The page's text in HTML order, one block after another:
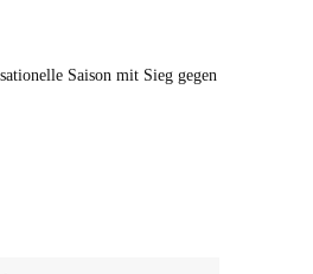
Saison mit Sieg gegen